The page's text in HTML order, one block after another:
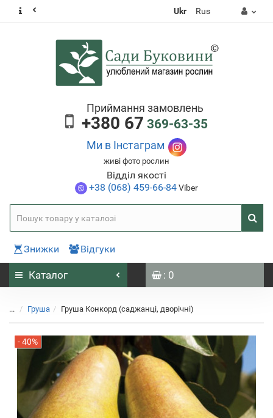
Ukr Rus
Приймання замовлень
+380 67 369-63-35
Ми в Інстаграм
живі фото рослин
Відділ якості
+38 (068) 459-66-84Viber
Знижки Відгуки
Каталог : 0
... Груша Груша Конкорд (саджанці, дворічні)
- 40%